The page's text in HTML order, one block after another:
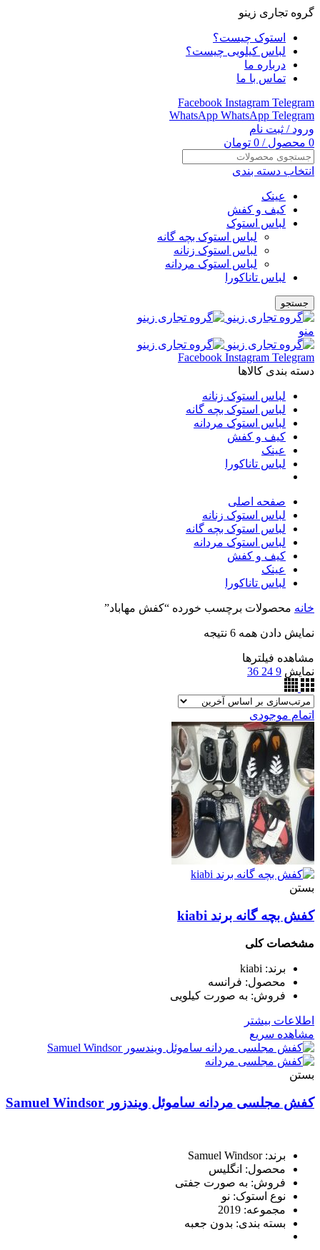
گروه تجاری زینو
استوک چیست؟
لباس کیلویی چیست؟
درباره ما
تماس با ما
Facebook Instagram Telegram
WhatsApp WhatsApp Telegram
ورود / ثبت نام
0 محصول /
0 تومان
انتخاب دسته بندی
عینک
کیف و کفش
لباس استوک
لباس استوک بچه گانه
لباس استوک زنانه
لباس استوک مردانه
لباس تاناکورا
جستجو
منو
Facebook Instagram Telegram
دسته بندی کالاها
لباس استوک زنانه
لباس استوک بچه گانه
لباس استوک مردانه
کیف و کفش
عینک
لباس تاناکورا
صفحه اصلی
لباس استوک زنانه
لباس استوک بچه گانه
لباس استوک مردانه
کیف و کفش
عینک
لباس تاناکورا
خانه محصولات برچسب خورده “کفش مهاباد”
نمایش دادن همه 6 نتیجه
مشاهده فیلترها
نمایش 9
24
36
اتمام موجودی
بستن
کفش بچه گانه برند kiabi
مشخصات کلی
برند: kiabi
محصول: فرانسه
فروش: به صورت کیلویی
اطلاعات بیشتر
مشاهده سریع
بستن
کفش مجلسی مردانه ساموئل ویندزور Samuel Windsor
برند: Samuel Windsor
محصول: انگلیس
فروش: به صورت جفتی
نوع استوک: نو
مجموعه: 2019
بسته بندی: بدون جعبه